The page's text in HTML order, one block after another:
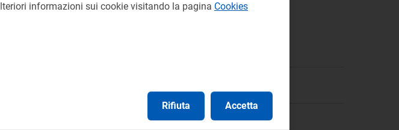
informazioni sui cookie visitando la pagina Cookies
Rifiuta Accetta